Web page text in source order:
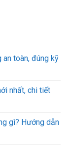
an toàn, đúng kỹ
nhất, chi tiết
gì? Hướng dẫn